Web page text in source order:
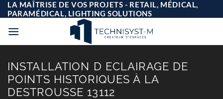
Passer
au
contenu
LA MAÎTRISE DE VOS PROJETS - RETAIL, MÉDICAL,
PARAMÉDICAL, LIGHTING SOLUTIONS
INSTALLATION D ECLAIRAGE DE
POINTS HISTORIQUES À LA
DESTROUSSE 13112